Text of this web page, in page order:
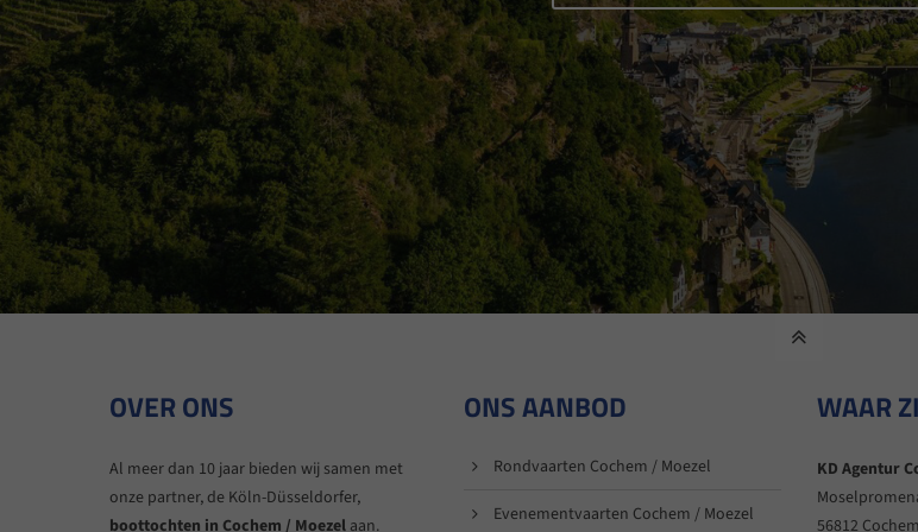
OVER ONS
Al meer dan 10 jaar bieden wij samen met
onze partner, de Köln-Düsseldorfer,
boottochten in Cochem / Moezel aan.
ONS AANBOD
Rondvaarten Cochem / Moezel
Evenementvaarten Cochem / Moezel
WAAR
KD Agentur
56812